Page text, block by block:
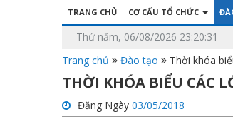
TRANG CHỦ CƠ CẤU TỔ CHỨC
Thứ năm, 06/08/2026 23:20:31
Trang chủ
Đào tạo Thời khóa
THỜI KHÓA BIỂU CÁC
Đăng Ngày 03/05/2018